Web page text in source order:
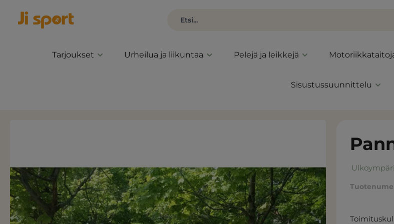
Tarjoukset Urheilua ja liikuntaa Pelejä ja leikkejä
Sisustussuunnittelu